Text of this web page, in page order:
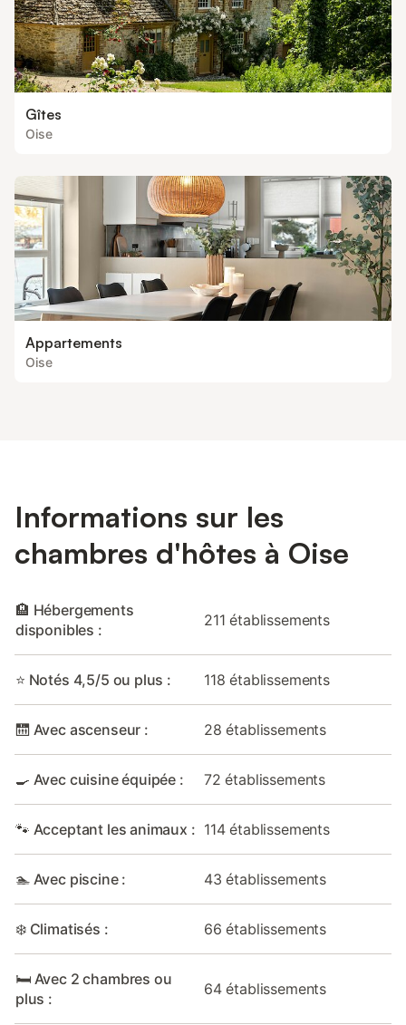
Gîtes
Oise
Appartements
Oise
Informations sur les
chambres d'hôtes à Oise
🏨 Hébergements
disponibles :
211 établissements
⭐ Notés 4,5/5 ou plus : 118 établissements
🛗 Avec ascenseur : 28 établissements
🍳 Avec cuisine équipée : 72 établissements
🐾 Acceptant les animaux : 114 établissements
🏊 Avec piscine : 43 établissements
❄️ Climatisés : 66 établissements
🛏️ Avec 2 chambres ou
plus :
64 établissements